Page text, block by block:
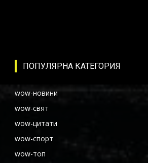
ПОПУЛЯРНА КАТЕГОРИЯ
wow-новини
wow-свят
wow-цитати
wow-спорт
wow-топ